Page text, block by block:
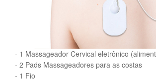
- 1 Massageador Cervical eletrônico
- 2 Pads Massageadores para as costas
- 1 Fio